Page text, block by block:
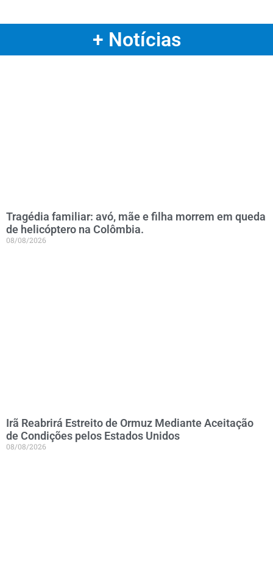
+ Notícias
Tragédia familiar: avó, mãe e filha morrem em queda
de helicóptero na Colômbia.
08/08/2026
Irã Reabrirá Estreito de Ormuz Mediante Aceitação
de Condições pelos Estados Unidos
08/08/2026